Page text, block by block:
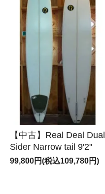
【中古】Real Deal Dual
Sider Narrow tail 9'2"
99,800円(税込109,780円)